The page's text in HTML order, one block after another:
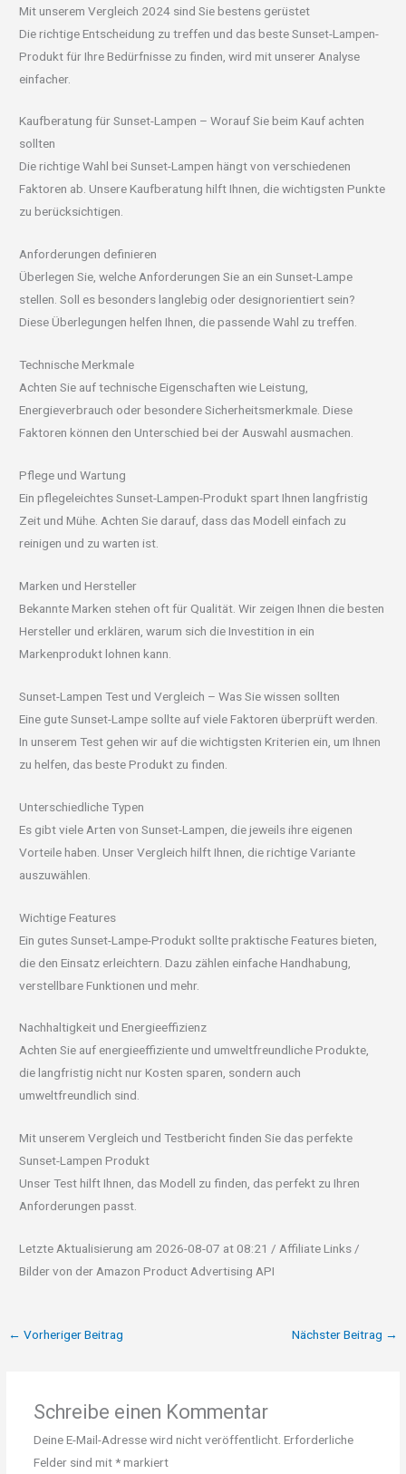
Mit unserem Vergleich 2024 sind Sie bestens gerüstet
Die richtige Entscheidung zu treffen und das beste Sunset-Lampen-
Produkt für Ihre Bedürfnisse zu finden, wird mit unserer Analyse
einfacher.
Kaufberatung für Sunset-Lampen – Worauf Sie beim Kauf achten
sollten
Die richtige Wahl bei Sunset-Lampen hängt von verschiedenen
Faktoren ab. Unsere Kaufberatung hilft Ihnen, die wichtigsten Punkte
zu berücksichtigen.
Anforderungen definieren
Überlegen Sie, welche Anforderungen Sie an ein Sunset-Lampe
stellen. Soll es besonders langlebig oder designorientiert sein?
Diese Überlegungen helfen Ihnen, die passende Wahl zu treffen.
Technische Merkmale
Achten Sie auf technische Eigenschaften wie Leistung,
Energieverbrauch oder besondere Sicherheitsmerkmale. Diese
Faktoren können den Unterschied bei der Auswahl ausmachen.
Pflege und Wartung
Ein pflegeleichtes Sunset-Lampen-Produkt spart Ihnen langfristig
Zeit und Mühe. Achten Sie darauf, dass das Modell einfach zu
reinigen und zu warten ist.
Marken und Hersteller
Bekannte Marken stehen oft für Qualität. Wir zeigen Ihnen die besten
Hersteller und erklären, warum sich die Investition in ein
Markenprodukt lohnen kann.
Sunset-Lampen Test und Vergleich – Was Sie wissen sollten
Eine gute Sunset-Lampe sollte auf viele Faktoren überprüft werden.
In unserem Test gehen wir auf die wichtigsten Kriterien ein, um Ihnen
zu helfen, das beste Produkt zu finden.
Unterschiedliche Typen
Es gibt viele Arten von Sunset-Lampen, die jeweils ihre eigenen
Vorteile haben. Unser Vergleich hilft Ihnen, die richtige Variante
auszuwählen.
Wichtige Features
Ein gutes Sunset-Lampe-Produkt sollte praktische Features bieten,
die den Einsatz erleichtern. Dazu zählen einfache Handhabung,
verstellbare Funktionen und mehr.
Nachhaltigkeit und Energieeffizienz
Achten Sie auf energieeffiziente und umweltfreundliche Produkte,
die langfristig nicht nur Kosten sparen, sondern auch
umweltfreundlich sind.
Mit unserem Vergleich und Testbericht finden Sie das perfekte
Sunset-Lampen Produkt
Unser Test hilft Ihnen, das Modell zu finden, das perfekt zu Ihren
Anforderungen passt.
Letzte Aktualisierung am 2026-08-07 at 08:21 / Affiliate Links /
Bilder von der Amazon Product Advertising API
← Vorheriger Beitrag Nächster Beitrag →
Schreibe einen Kommentar
Deine E-Mail-Adresse wird nicht veröffentlicht. Erforderliche
Felder sind mit*markiert